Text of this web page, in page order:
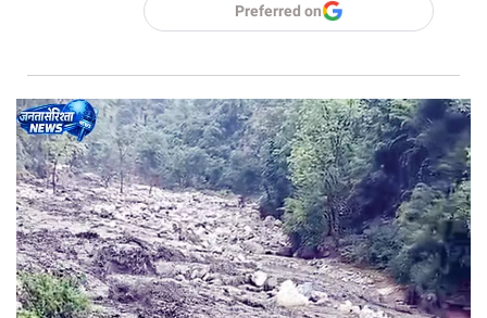
Preferred on